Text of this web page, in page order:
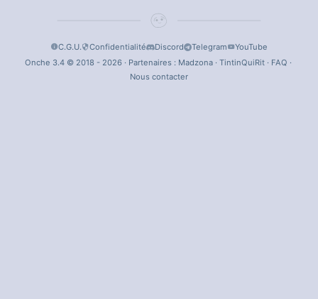
C.G.U. Confidentialité Discord Telegram
YouTube
Onche 3.4 © 2018 - 2026 · Partenaires : Madzona· TintinQuiRit· FAQ ·
Nous contacter